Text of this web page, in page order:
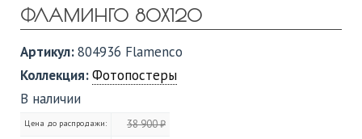
ФЛАМИНГО 80Х120
Артикул:804936 Flamenco
Коллекция:Фотопостеры
В наличии
Цена до распродажи: 38 900 ₽